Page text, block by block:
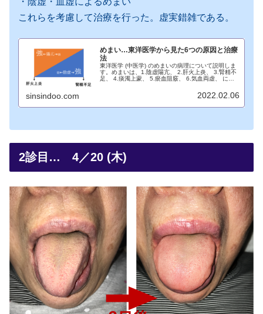
これらを考慮して治療を行った。虚実錯雑である。
めまい…東洋医学から見た6つの原因と治療
法
東洋医学 (中医学) のめまいの病理について説明しま
す。めまいは、1.陰虚陽亢、 2.肝火上炎、 3.腎精不
足、 4.痰濁上蒙、 5.瘀血阻竅、 6.気血両虚、 に分
sinsindoo.com 2022.02.06
2診目… 4／20 (木)